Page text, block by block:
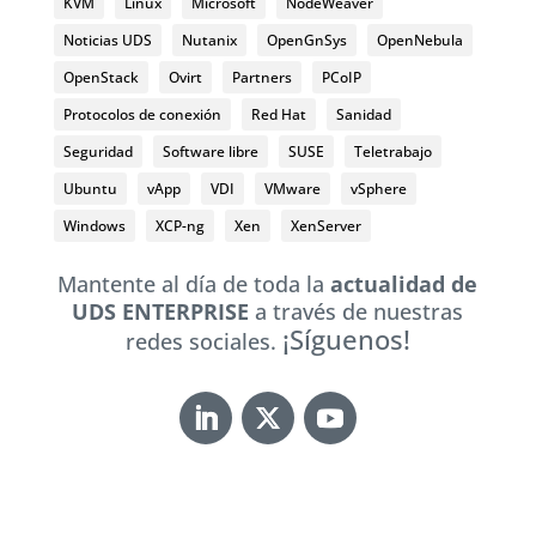
Noticias UDS
Nutanix OpenGnSys
OpenNebula
OpenStack
Ovirt Partners
PCoIP
Protocolos de conexión
Red Hat
Sanidad
Seguridad
Software libre SUSE
Teletrabajo
Ubuntu
vApp VDI VMware
vSphere
Windows
XCP-ng Xen XenServer
Mantente al día de toda laactualidad de
UDS ENTERPRISEa través de nuestras
redes sociales. ¡Síguenos!